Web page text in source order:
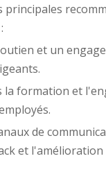
principales
et un
la formation et
de
et l'amélioration